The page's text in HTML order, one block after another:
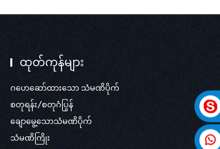
ထုတ်ကုန်များ
ဂဟေဆော်ထားသော သံမဏိပိုက်
စတုရန်း/စတုဂံပြွန်
ချောမွေ့သောသံမဏိပိုက်
သံမဏိကြိုး